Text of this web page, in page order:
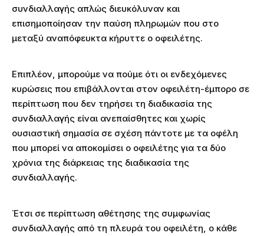
συνδιαλλαγής απλώς διευκόλυναν και
επισημοποίησαν την παύση πληρωμών που στο
μεταξύ αναπόφευκτα κήρυττε ο οφειλέτης.
Επιπλέον, μπορούμε να πούμε ότι οι ενδεχόμενες
κυρώσεις που επιβάλλονται στον οφειλέτη-έμπορο σε
περίπτωση που δεν τηρήσει τη διαδικασία της
συνδιαλλαγής είναι ανεπαίσθητες και χωρίς
ουσιαστική σημασία σε σχέση πάντοτε με τα οφέλη
που μπορεί να αποκομίσει ο οφειλέτης για τα δύο
χρόνια της διάρκειας της διαδικασία της
συνδιαλλαγής.
Έτσι σε περίπτωση αθέτησης της συμφωνίας
συνδιαλλαγής από τη πλευρά του οφειλέτη, ο κάθε